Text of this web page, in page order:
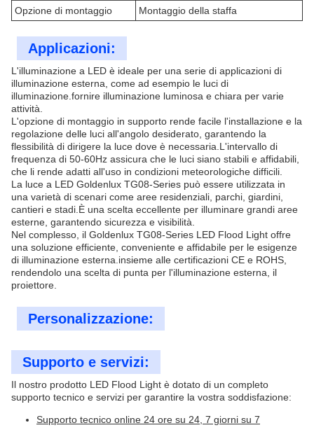
Opzione di montaggio
Montaggio della staffa
Applicazioni:
L'illuminazione a LED è ideale per una serie di applicazioni di
illuminazione esterna, come ad esempio le luci di
illuminazione.fornire illuminazione luminosa e chiara per varie
attività.
L'opzione di montaggio in supporto rende facile l'installazione e la
regolazione delle luci all'angolo desiderato, garantendo la
flessibilità di dirigere la luce dove è necessaria.L'intervallo di
frequenza di 50-60Hz assicura che le luci siano stabili e affidabili,
che li rende adatti all'uso in condizioni meteorologiche difficili.
La luce a LED Goldenlux TG08-Series può essere utilizzata in
una varietà di scenari come aree residenziali, parchi, giardini,
cantieri e stadi.È una scelta eccellente per illuminare grandi aree
esterne, garantendo sicurezza e visibilità.
Nel complesso, il Goldenlux TG08-Series LED Flood Light offre
una soluzione efficiente, conveniente e affidabile per le esigenze
di illuminazione esterna.insieme alle certificazioni CE e ROHS,
rendendolo una scelta di punta per l'illuminazione esterna, il
proiettore.
Personalizzazione:
Supporto e servizi:
Il nostro prodotto LED Flood Light è dotato di un completo
supporto tecnico e servizi per garantire la vostra soddisfazione:
Supporto tecnico online 24 ore su 24, 7 giorni su 7